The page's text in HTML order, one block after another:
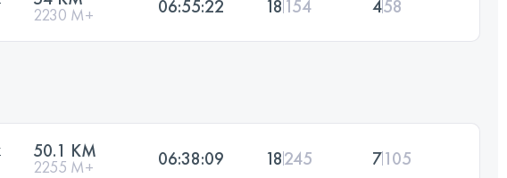
2230 M+ 06:55:22 18 154 458
50.1 KM
2255 M+ 06:38:09 18245 7105